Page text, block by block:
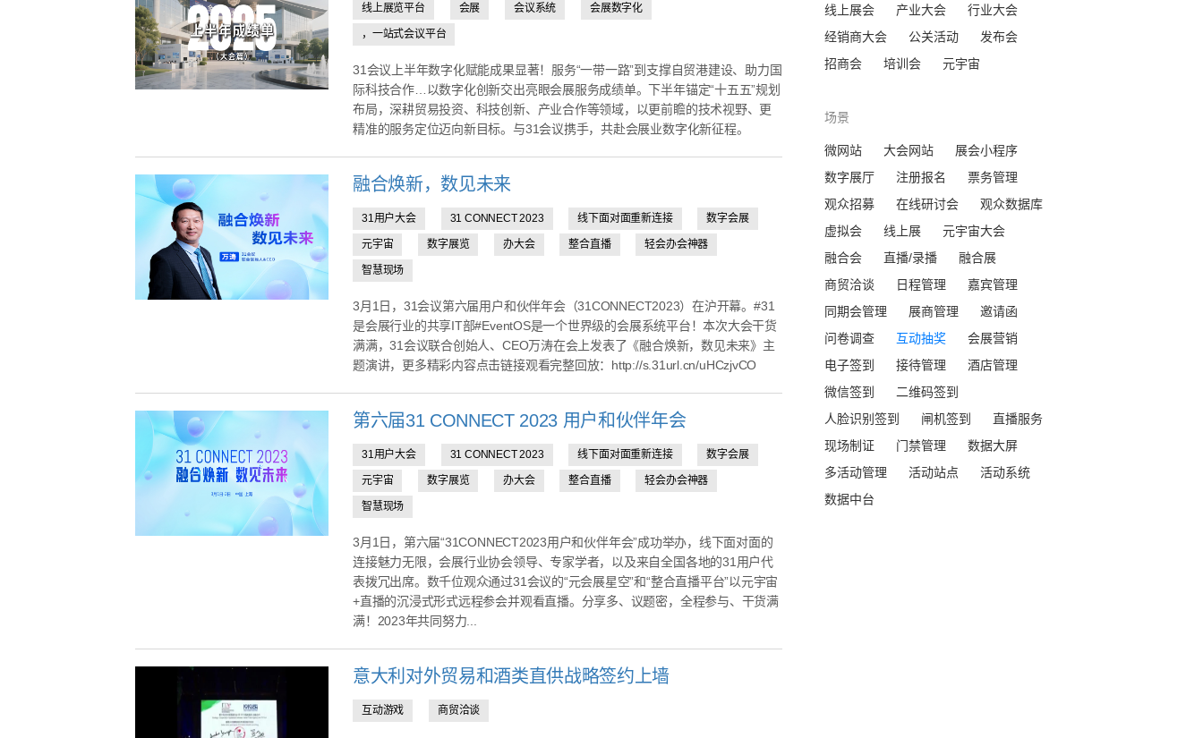
线上展览平台 会展 会议系统 会展数字化
，一站式会议平台
31会议上半年数字化赋能成果显著！服务“一带一路”到支撑自贸港建设、助力国
际科技合作…以数字化创新交出亮眼会展服务成绩单。下半年锚定“十五五”规划
布局，深耕贸易投资、科技创新、产业合作等领域，以更前瞻的技术视野、更
精准的服务定位迈向新目标。与31会议携手，共赴会展业数字化新征程。
融合焕新，数见未来
31用户大会 31 CONNECT 2023 线下面对面重新连接 数字会展
元宇宙 数字展览 办大会 整合直播 轻会办会神器
智慧现场
3月1日，31会议第六届用户和伙伴年会（31CONNECT2023）在沪开幕。#31
是会展行业的共享IT部#EventOS是一个世界级的会展系统平台！本次大会干货
满满，31会议联合创始人、CEO万涛在会上发表了《融合焕新，数见未来》主
题演讲，更多精彩内容点击链接观看完整回放：http://s.31url.cn/uHCzjvCO
第六届31 CONNECT 2023 用户和伙伴年会
31用户大会 31 CONNECT 2023 线下面对面重新连接 数字会展
元宇宙 数字展览 办大会 整合直播 轻会办会神器
智慧现场
3月1日，第六届“31CONNECT2023用户和伙伴年会”成功举办，线下面对面的
连接魅力无限，会展行业协会领导、专家学者，以及来自全国各地的31用户代
表拨冗出席。数千位观众通过31会议的“元会展星空”和“整合直播平台”以元宇宙
+直播的沉浸式形式远程参会并观看直播。分享多、议题密，全程参与、干货满
满！2023年共同努力...
意大利对外贸易和酒类直供战略签约上墙
互动游戏 商贸洽谈
线上展会
产业大会
行业大会
经销商大会
公关活动
发布会
招商会
培训会 元宇宙
场景
微网站 大会网站
展会小程序
数字展厅
注册报名
票务管理
观众招募
在线研讨会
观众数据库
虚拟会
线上展
元宇宙大会
融合会
直播/录播
融合展
商贸洽谈
日程管理
嘉宾管理
同期会管理
展商管理
邀请函
问卷调查
互动抽奖
会展营销
电子签到
接待管理
酒店管理
微信签到
二维码签到
人脸识别签到
闸机签到
直播服务
现场制证
门禁管理
数据大屏
多活动管理
活动站点
活动系统
数据中台